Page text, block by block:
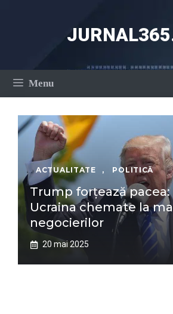
Menu
ACTUALITATE , POLITICĂ
Trump forțează pacea:
Ucraina chemate la
negocierilor
20 mai 2025